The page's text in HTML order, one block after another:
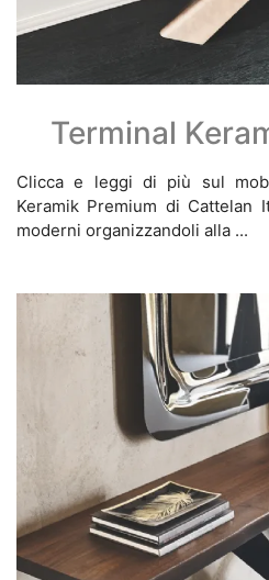
Terminal
Clicca e leggi di più sul
Keramik Premium di Cattelan
moderni organizzandoli alla ...